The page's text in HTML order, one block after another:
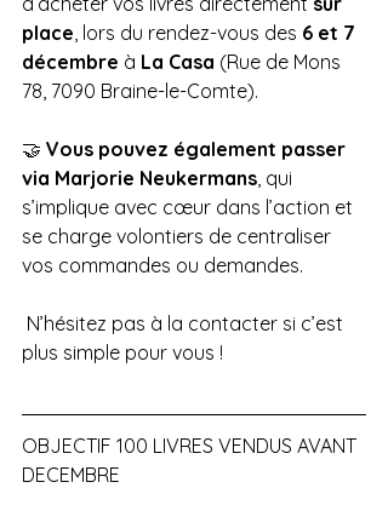
place, lors du rendez-vous des 6 et 7
décembre à La Casa (Rue de Mons
78, 7090 Braine-le-Comte).
🤝 Vous pouvez également passer
via Marjorie Neukermans, qui
s’implique avec cœur dans l’action et
se charge volontiers de centraliser
vos commandes ou demandes.
plus simple pour vous !
OBJECTIF 100 LIVRES VENDUS AVANT
DECEMBRE